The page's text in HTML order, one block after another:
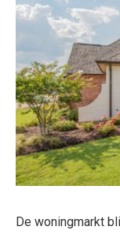
De woningmarkt